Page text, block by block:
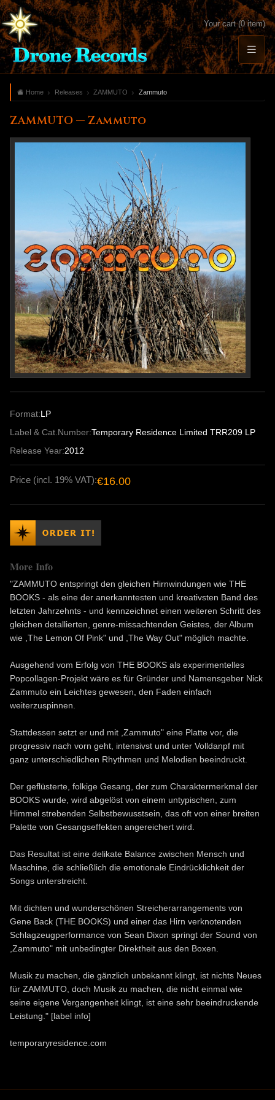
Your cart (0 item)
Home Releases ZAMMUTO Zammuto
ZAMMUTO — Zammuto
Format:LP
Label & Cat.Number:Temporary Residence Limited TRR209 LP
Release Year:2012
Price (incl. 19% VAT):€16.00
More Info
"ZAMMUTO entspringt den gleichen Hirnwindungen wie THE
BOOKS - als eine der anerkanntesten und kreativsten Band des
letzten Jahrzehnts - und kennzeichnet einen weiteren Schritt des
gleichen detallierten, genre-missachtenden Geistes, der Album
wie ,The Lemon Of Pink" und ,The Way Out" möglich machte.
Ausgehend vom Erfolg von THE BOOKS als experimentelles
Popcollagen-Projekt wäre es für Gründer und Namensgeber Nick
Zammuto ein Leichtes gewesen, den Faden einfach
weiterzuspinnen.
Stattdessen setzt er und mit ,Zammuto" eine Platte vor, die
progressiv nach vorn geht, intensivst und unter Volldanpf mit
ganz unterschiedlichen Rhythmen und Melodien beeindruckt.
Der geflüsterte, folkige Gesang, der zum Charaktermerkmal der
BOOKS wurde, wird abgelöst von einem untypischen, zum
Himmel strebenden Selbstbewusstsein, das oft von einer breiten
Palette von Gesangseffekten angereichert wird.
Das Resultat ist eine delikate Balance zwischen Mensch und
Maschine, die schließlich die emotionale Eindrücklichkeit der
Songs unterstreicht.
Mit dichten und wunderschönen Streicherarrangements von
Gene Back (THE BOOKS) und einer das Hirn verknotenden
Schlagzeugperformance von Sean Dixon springt der Sound von
,Zammuto" mit unbedingter Direktheit aus den Boxen.
Musik zu machen, die gänzlich unbekannt klingt, ist nichts Neues
für ZAMMUTO, doch Musik zu machen, die nicht einmal wie
seine eigene Vergangenheit klingt, ist eine sehr beeindruckende
Leistung." [label info]
temporaryresidence.com